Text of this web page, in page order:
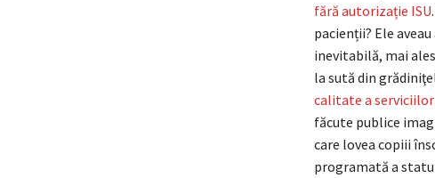
fără autorizație ISU
pacienții? Ele
inevitabilă, mai
la sută din
calitate a
făcute publice
care lovea copiii
programată a